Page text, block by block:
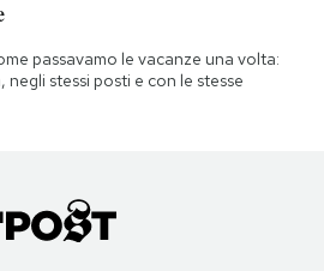
passavamo le vacanze una volta:
stessi posti e con le stesse